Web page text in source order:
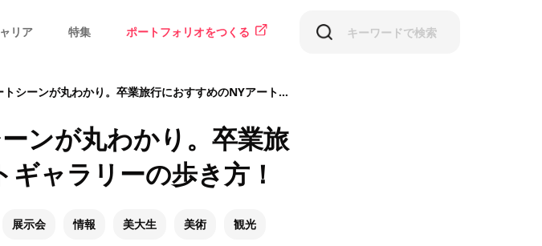
リア 特集 ポートフォリオをつくる
ンが丸わかり。卒業旅行におすすめのNYアートギャラリーの歩き方！
ンが丸わかり。卒業旅
ャラリーの歩き方！
展示会 情報 美大生 美術 観光